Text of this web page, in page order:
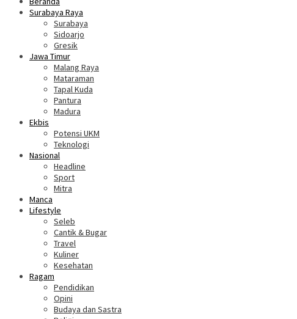
Surabaya Raya
Surabaya
Sidoarjo
Gresik
Jawa Timur
Malang Raya
Mataraman
Tapal Kuda
Pantura
Madura
Ekbis
Potensi UKM
Teknologi
Nasional
Headline
Sport
Mitra
Manca
Lifestyle
Seleb
Cantik & Bugar
Travel
Kuliner
Kesehatan
Ragam
Pendidikan
Opini
Budaya dan Sastra